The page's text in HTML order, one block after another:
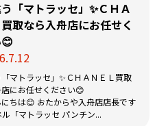
「マトラッセ」✨ＣＨＡ
取なら入舟店にお任せく
マトラッセ」✨ＣＨＡＮＥＬ買取
にお任せください😊
ちは😊 おたからや入舟店店長です
ル「マトラッセ パンチン...